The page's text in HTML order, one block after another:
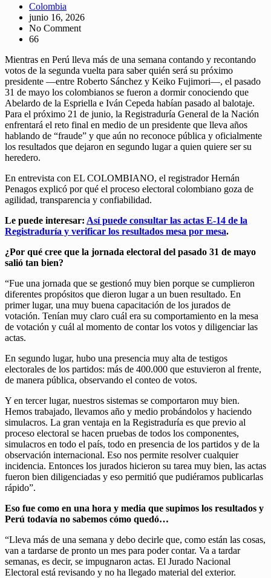
Colombia
junio 16, 2026
No Comment
66
Mientras en Perú lleva más de una semana contando y recontando
votos de la segunda vuelta para saber quién será su próximo
presidente —entre Roberto Sánchez y Keiko Fujimori—, el pasado
31 de mayo los colombianos se fueron a dormir conociendo que
Abelardo de la Espriella e Iván Cepeda habían pasado al balotaje.
Para el próximo 21 de junio, la Registraduría General de la Nación
enfrentará el reto final en medio de un presidente que lleva años
hablando de “fraude” y que aún no reconoce pública y oficialmente
los resultados que dejaron en segundo lugar a quien quiere ser su
heredero.
En entrevista con EL COLOMBIANO, el registrador Hernán
Penagos explicó por qué el proceso electoral colombiano goza de
agilidad, transparencia y confiabilidad.
Le puede interesar: Así puede consultar las actas E-14 de la
Registraduría y verificar los resultados mesa por mesa.
¿Por qué cree que la jornada electoral del pasado 31 de mayo
salió tan bien?
“Fue una jornada que se gestionó muy bien porque se cumplieron
diferentes propósitos que dieron lugar a un buen resultado. En
primer lugar, una muy buena capacitación de los jurados de
votación. Tenían muy claro cuál era su comportamiento en la mesa
de votación y cuál al momento de contar los votos y diligenciar las
actas.
En segundo lugar, hubo una presencia muy alta de testigos
electorales de los partidos: más de 400.000 que estuvieron al frente,
de manera pública, observando el conteo de votos.
Y en tercer lugar, nuestros sistemas se comportaron muy bien.
Hemos trabajado, llevamos año y medio probándolos y haciendo
simulacros. La gran ventaja en la Registraduría es que previo al
proceso electoral se hacen pruebas de todos los componentes,
simulacros en todo el país, todo en presencia de los partidos y de la
observación internacional. Eso nos permite resolver cualquier
incidencia. Entonces los jurados hicieron su tarea muy bien, las actas
fueron bien diligenciadas y eso permitió que pudiéramos publicarlas
rápido”.
Eso fue como en una hora y media que supimos los resultados y
Perú todavía no sabemos cómo quedó…
“Lleva más de una semana y debo decirle que, como están las cosas,
van a tardarse de pronto un mes para poder contar. Va a tardar
semanas, es decir, se impugnaron actas. El Jurado Nacional
Electoral está revisando y no ha llegado material del exterior.